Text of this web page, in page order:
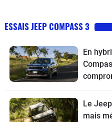
ESSAIS JEEP COMPASS 3
En
Le
mais